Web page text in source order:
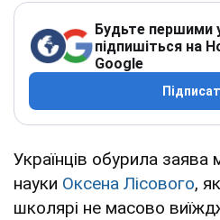
Будьте першими
підпишіться на
Google
Українців обурила заява
науки Оксена Лісового,
школярі не масово